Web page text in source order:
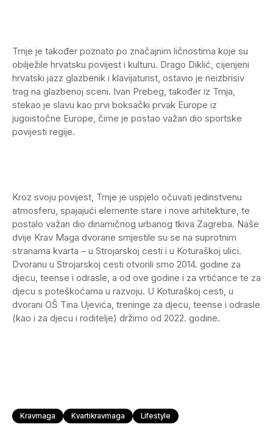
Trnje je također poznato po značajnim ličnostima koje su
obilježile hrvatsku povijest i kulturu. Drago Diklić, cijenjeni
hrvatski jazz glazbenik i klavijaturist, ostavio je neizbrisiv
trag na glazbenoj sceni. Ivan Prebeg, također iz Trnja,
stekao je slavu kao prvi boksački prvak Europe iz
jugoistočne Europe, čime je postao važan dio sportske
povijesti regije.
Kroz svoju povijest, Trnje je uspjelo očuvati jedinstvenu
atmosferu, spajajući elemente stare i nove arhitekture, te
postalo važan dio dinamičnog urbanog tkiva Zagreba. Naše
dvije Krav Maga dvorane smjestile su se na suprotnim
stranama kvarta – u Strojarskoj cesti i u Koturaškoj ulici.
Dvoranu u Strojarskoj cesti otvorili smo 2014. godine za
djecu, teense i odrasle, a od ove godine i za vrtićance te za
djecu s poteškoćama u razvoju. U Koturaškoj cesti, u
dvorani OŠ Tina Ujevića, treninge za djecu, teense i odrasle
(kao i za djecu i roditelje) držimo od 2022. godine.
Kravmaga Kvartikravmaga Lifestyle